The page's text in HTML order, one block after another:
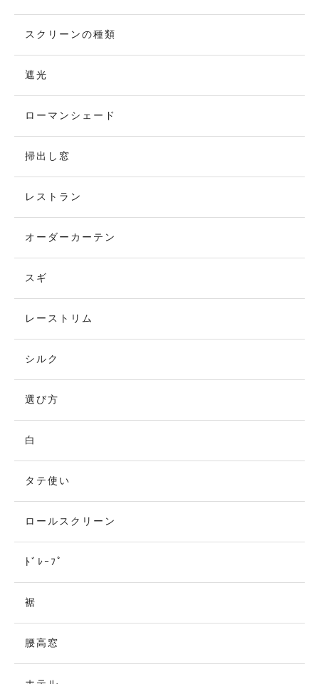
スクリーンの種類
遮光
ローマンシェード
掃出し窓
レストラン
オーダーカーテン
スギ
レーストリム
シルク
選び方
白
タテ使い
ロールスクリーン
ﾄﾞﾚｰﾌﾟ
裾
腰高窓